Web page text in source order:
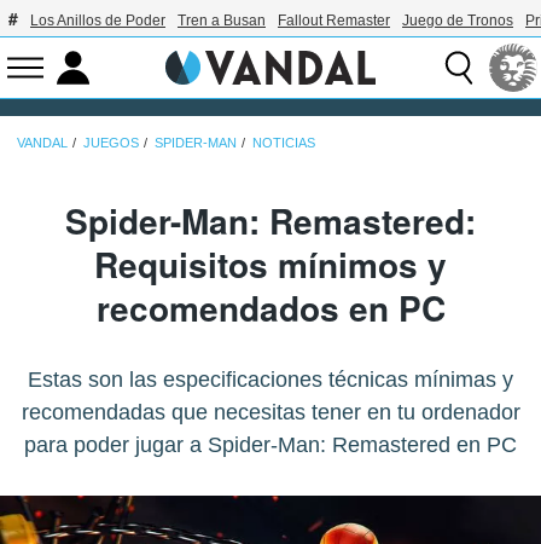
Los Anillos de Poder Tren a Busan Fallout Remaster Juego de Tronos
VANDAL JUEGOS SPIDER-MAN NOTICIAS
Spider-Man: Remastered:
Requisitos mínimos y
recomendados en PC
Estas son las especificaciones técnicas mínimas y
recomendadas que necesitas tener en tu ordenador
para poder jugar a Spider-Man: Remastered en PC